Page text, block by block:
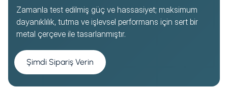
Zamanla test edilmiş güç ve hassasiyet; maksimum
dayanıklılık, tutma ve işlevsel performans için sert bir
metal çerçeve ile tasarlanmıştır.
Şimdi Sipariş Verin